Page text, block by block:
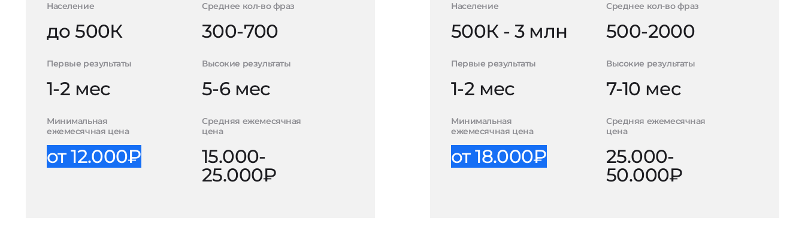
Население
до 500К
Среднее кол-во фраз
300-700
Первые результаты
1-2 мес
Высокие результаты
5-6 мес
Минимальная
ежемесячная цена
от 12.000₽
Средняя ежемесячная
цена
15.000-
25.000₽
Население
500К - 3 млн
Среднее кол-во фраз
500-2000
Первые результаты
1-2 мес
Высокие результаты
7-10 мес
Минимальная
ежемесячная цена
от 18.000₽
Средняя ежемесячная
цена
25.000-
50.000₽